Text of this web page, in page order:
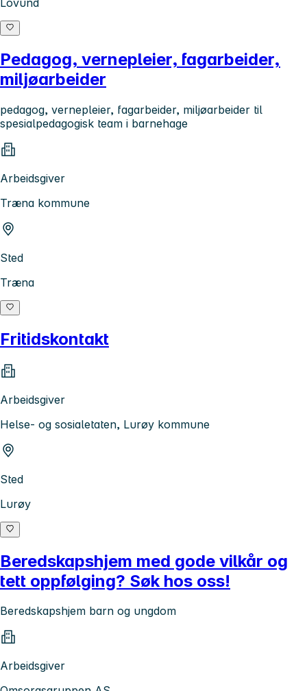
Lovund
Pedagog, vernepleier, fagarbeider,
miljøarbeider
pedagog, vernepleier, fagarbeider, miljøarbeider til
spesialpedagogisk team i barnehage
Arbeidsgiver
Træna kommune
Sted
Træna
Fritidskontakt
Arbeidsgiver
Helse- og sosialetaten, Lurøy kommune
Sted
Lurøy
Beredskapshjem med gode vilkår og
tett oppfølging? Søk hos oss!
Beredskapshjem barn og ungdom
Arbeidsgiver